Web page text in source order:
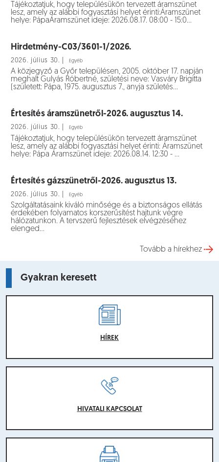
Tájékoztatjuk, hogy településükön tervezett áramszünet
lesz, amely az alábbi fogyasztási helyet érinti:Áramszünet
helye: PápaÁramszünet ideje: 2026.08.17. 08:00 - 15:0...
Hirdetmény-C03/3601-1/2026.
2026. július 30. | Egyéb
A közjegyző a Győr településen, 2005. október 17. napján
meghalt Gulyás Róbertné, születési neve: Vasváry Brigitta
(született: Pápa, 1975. augusztus 7., anyja születés...
Értesítés áramszünetről-2026. augusztus 14.
2026. július 30. | Egyéb
Tájékoztatjuk, hogy településükön tervezett áramszünet
lesz, amely az alábbi fogyasztási helyet érinti: Áramszünet
helye: Pápa Áramszünet ideje: 2026.08.14. 12:30 - ...
Értesítés gázszünetről-2026. augusztus 13.
2026. július 30. | Egyéb
Szolgáltatásaink kiváló minősége és a biztonságos ellátás
érdekében folyamatos korszerűsítést hajtunk végre
hálózatunkon. A tervszerű fejlesztések elvégzéséhez
elenged...
Tovább a hírekhez
Gyakran keresett
HÍREK
HIVATALI KAPCSOLAT